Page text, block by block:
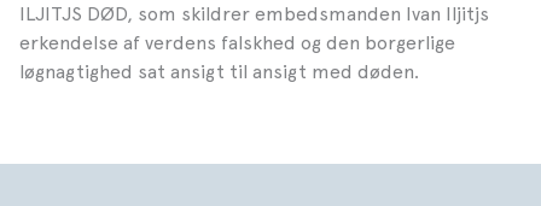
ILJITJS DØD, som skildrer embedsmanden Ivan Iljitjs
erkendelse af verdens falskhed og den borgerlige
løgnagtighed sat ansigt til ansigt med døden.